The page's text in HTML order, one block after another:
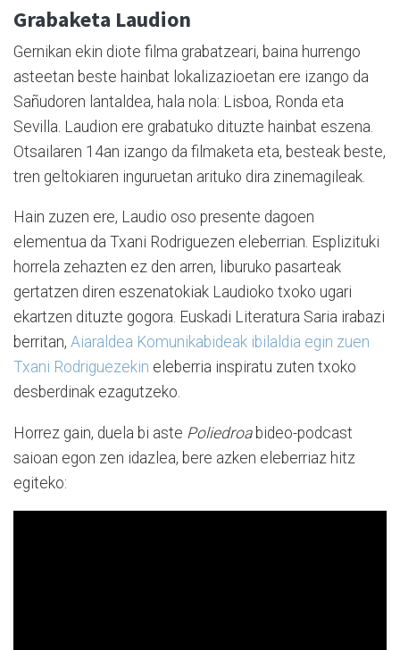
Grabaketa Laudion
Gernikan ekin diote filma grabatzeari, baina hurrengo
asteetan beste hainbat lokalizazioetan ere izango da
Sañudoren lantaldea, hala nola: Lisboa, Ronda eta
Sevilla. Laudion ere grabatuko dituzte hainbat eszena.
Otsailaren 14an izango da filmaketa eta, besteak beste,
tren geltokiaren inguruetan arituko dira zinemagileak.
Hain zuzen ere, Laudio oso presente dagoen
elementua da Txani Rodriguezen eleberrian. Esplizituki
horrela zehazten ez den arren, liburuko pasarteak
gertatzen diren eszenatokiak Laudioko txoko ugari
ekartzen dituzte gogora. Euskadi Literatura Saria irabazi
berritan, Aiaraldea Komunikabideak ibilaldia egin zuen
Txani Rodriguezekin eleberria inspiratu zuten txoko
desberdinak ezagutzeko.
Horrez gain, duela bi aste Poliedroabideo-podcast
saioan egon zen idazlea, bere azken eleberriaz hitz
egiteko: